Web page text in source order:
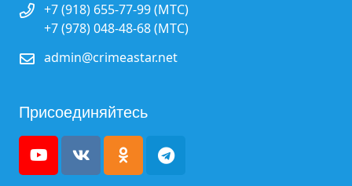
+7 (918) 655-77-99 (МТС)
+7 (978) 048-48-68 (МТС)
admin@crimeastar.net
Присоединяйтесь